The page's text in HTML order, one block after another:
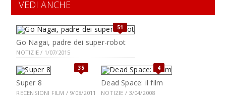
VEDI ANCHE
51
Go Nagai, padre dei super-robot
NOTIZIE / 1/07/2015
35
Super 8
RECENSIONI FILM / 9/08/2011
4
Dead Space: il film
NOTIZIE / 3/04/2008